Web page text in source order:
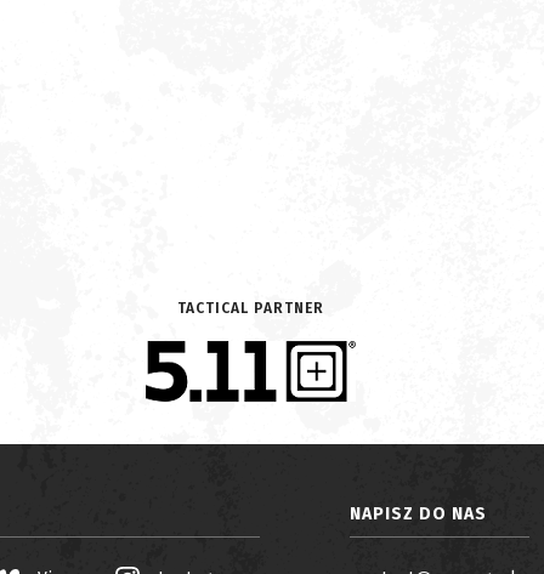
TACTICAL PARTNER
NAPISZ DO NAS